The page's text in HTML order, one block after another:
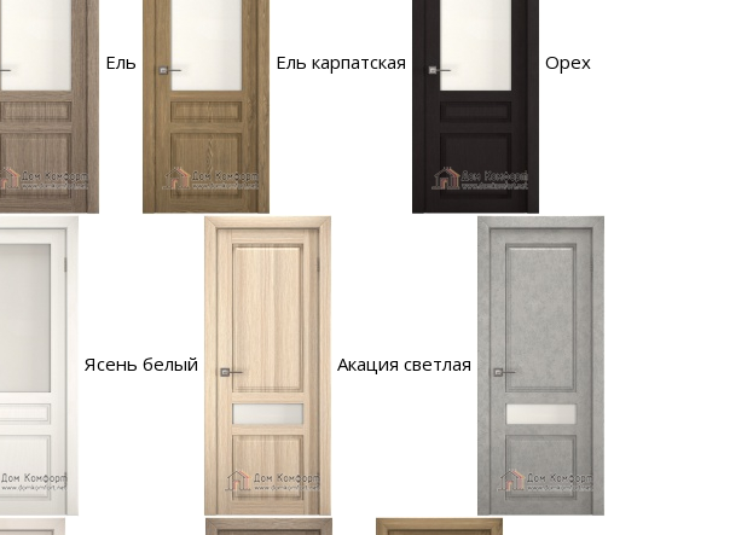
Ель Ель карпатская Орех
Ясень белый Акация светлая